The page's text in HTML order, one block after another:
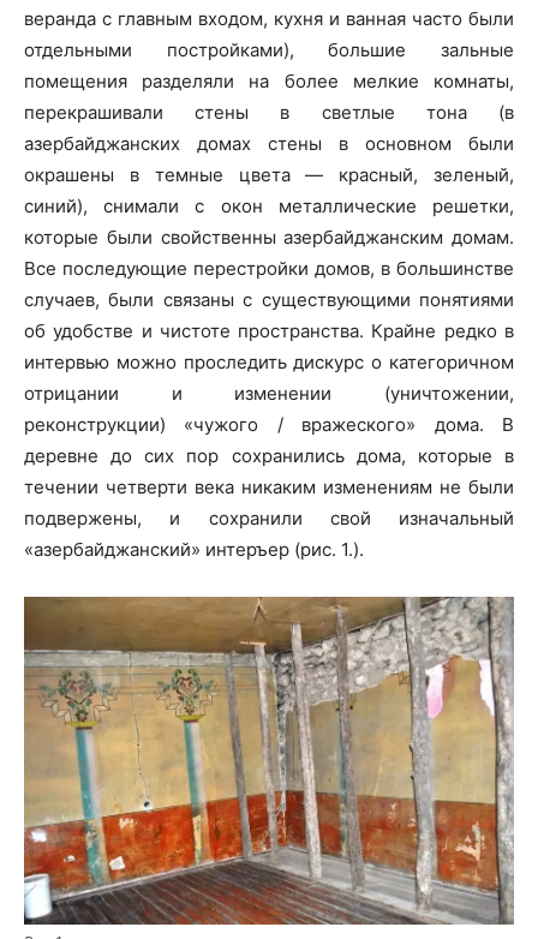
веранда с главным входом, кухня и ванная часто были
отдельными постройками), большие зальные
помещения разделяли на более мелкие комнаты,
перекрашивали стены в светлые тона (в
азербайджанских домах стены в основном были
окрашены в темные цвета — красный, зеленый,
синий), снимали с окон металлические решетки,
которые были свойственны азербайджанским домам.
Все последующие перестройки домов, в большинстве
случаев, были связаны с существующими понятиями
об удобстве и чистоте пространства. Крайне редко в
интервью можно проследить дискурс о категоричном
отрицании и изменении (уничтожении,
реконструкции) «чужого / вражеского» дома. В
деревне до сих пор сохранились дома, которые в
течении четверти века никаким изменениям не были
подвержены, и сохранили свой изначальный
«азербайджанский» интеръер (рис. 1.).